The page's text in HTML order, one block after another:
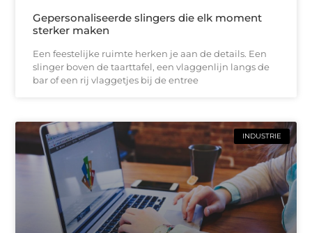
Gepersonaliseerde slingers die elk moment
sterker maken
Een feestelijke ruimte herken je aan de details. Een
slinger boven de taarttafel, een vlaggenlijn langs de
bar of een rij vlaggetjes bij de entree
INDUSTRIE